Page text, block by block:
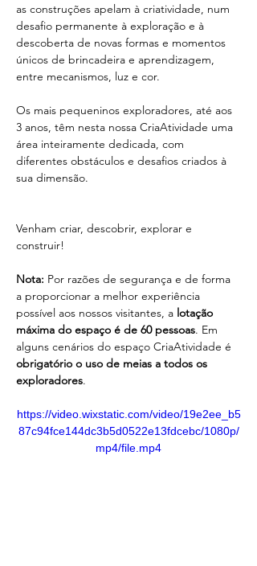
as construções apelam à criatividade, num
desafio permanente à exploração e à
descoberta de novas formas e momentos
únicos de brincadeira e aprendizagem,
entre mecanismos, luz e cor.
Os mais pequeninos exploradores, até aos
3 anos, têm nesta nossa CriaAtividade uma
área inteiramente dedicada, com
diferentes obstáculos e desafios criados à
sua dimensão.
Venham criar, descobrir, explorar e
construir!
Nota: Por razões de segurança e de forma
a proporcionar a melhor experiência
possível aos nossos visitantes, a lotação
máxima do espaço é de 60 pessoas. Em
alguns cenários do espaço CriaAtividade é
obrigatório o uso de meias a todos os
exploradores.
https://video.wixstatic.com/video/19e2ee_b5
87c94fce144dc3b5d0522e13fdcebc/1080p/
mp4/file.mp4